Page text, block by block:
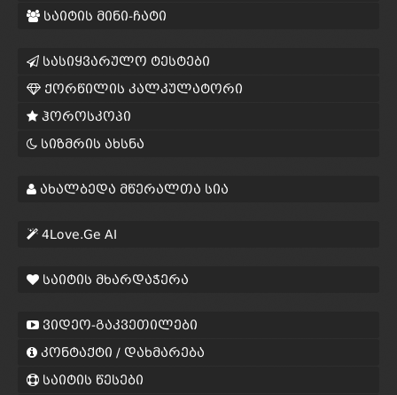
საიტის მინი-ჩატი
სასიყვარულო ტესტები
ქორწილის კალკულატორი
ჰოროსკოპი
სიზმრის ახსნა
ახალბედა მწერალთა სია
4Love.Ge AI
საიტის მხარდაჭერა
ვიდეო-გაკვეთილები
კონტაქტი / დახმარება
საიტის წესები